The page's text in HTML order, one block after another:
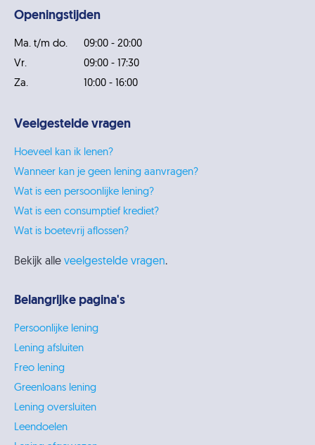
Openingstijden
Ma. t/m do.
09:00 - 20:00
Vr.
09:00 - 17:30
Za.
10:00 - 16:00
Veelgestelde vragen
Hoeveel kan ik lenen?
Wanneer kan je geen lening aanvragen?
Wat is een persoonlijke lening?
Wat is een consumptief krediet?
Wat is boetevrij aflossen?
Bekijk alle veelgestelde vragen.
Belangrijke pagina's
Persoonlijke lening
Lening afsluiten
Freo lening
Greenloans lening
Lening oversluiten
Leendoelen